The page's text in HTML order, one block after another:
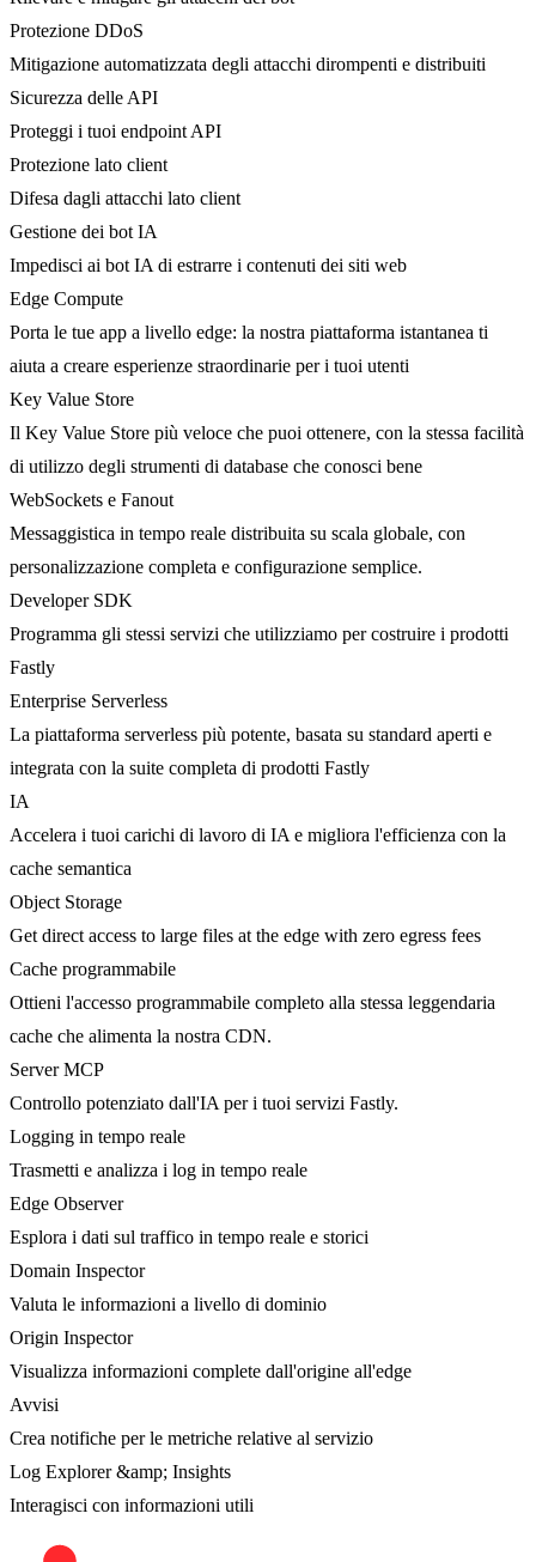
Protezione DDoS
Mitigazione automatizzata degli attacchi dirompenti e distribuiti
Sicurezza delle API
Proteggi i tuoi endpoint API
Protezione lato client
Difesa dagli attacchi lato client
Gestione dei bot IA
Impedisci ai bot IA di estrarre i contenuti dei siti web
Edge Compute
Porta le tue app a livello edge: la nostra piattaforma istantanea ti
aiuta a creare esperienze straordinarie per i tuoi utenti
Key Value Store
Il Key Value Store più veloce che puoi ottenere, con la stessa facilità
di utilizzo degli strumenti di database che conosci bene
WebSockets e Fanout
Messaggistica in tempo reale distribuita su scala globale, con
personalizzazione completa e configurazione semplice.
Developer SDK
Programma gli stessi servizi che utilizziamo per costruire i prodotti
Fastly
Enterprise Serverless
La piattaforma serverless più potente, basata su standard aperti e
integrata con la suite completa di prodotti Fastly
IA
Accelera i tuoi carichi di lavoro di IA e migliora l'efficienza con la
cache semantica
Object Storage
Get direct access to large files at the edge with zero egress fees
Cache programmabile
Ottieni l'accesso programmabile completo alla stessa leggendaria
cache che alimenta la nostra CDN.
Server MCP
Controllo potenziato dall'IA per i tuoi servizi Fastly.
Logging in tempo reale
Trasmetti e analizza i log in tempo reale
Edge Observer
Esplora i dati sul traffico in tempo reale e storici
Domain Inspector
Valuta le informazioni a livello di dominio
Origin Inspector
Visualizza informazioni complete dall'origine all'edge
Avvisi
Crea notifiche per le metriche relative al servizio
Log Explorer &amp; Insights
Interagisci con informazioni utili